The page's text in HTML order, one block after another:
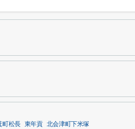
町松長 東年貢 北会津町下米塚